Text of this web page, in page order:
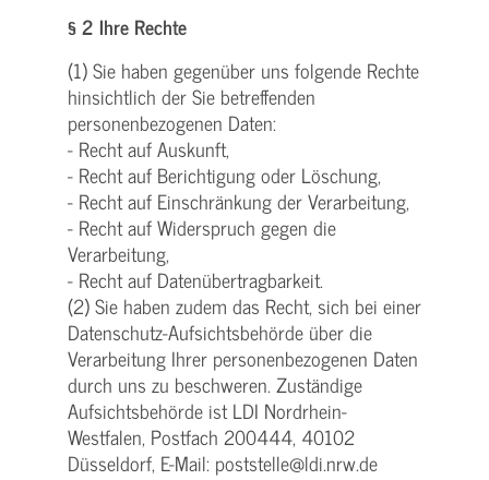
§ 2 Ihre Rechte
(1) Sie haben gegenüber uns folgende Rechte
hinsichtlich der Sie betreffenden
personenbezogenen Daten:
- Recht auf Auskunft,
- Recht auf Berichtigung oder Löschung,
- Recht auf Einschränkung der Verarbeitung,
- Recht auf Widerspruch gegen die
Verarbeitung,
- Recht auf Datenübertragbarkeit.
(2) Sie haben zudem das Recht, sich bei einer
Datenschutz-Aufsichtsbehörde über die
Verarbeitung Ihrer personenbezogenen Daten
durch uns zu beschweren. Zuständige
Aufsichtsbehörde ist LDI Nordrhein-
Westfalen, Postfach 200444, 40102
Düsseldorf, E-Mail: poststelle@ldi.nrw.de